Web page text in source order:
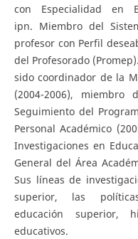
con Especialidad en
ipn. Miembro del
profesor con Perfil
del Profesorado
sido coordinador de la
(2004-2006),
Seguimiento del
Personal Académico
Investigaciones en
General del Área
Sus líneas de
superior, las
educación superior,
educativos.